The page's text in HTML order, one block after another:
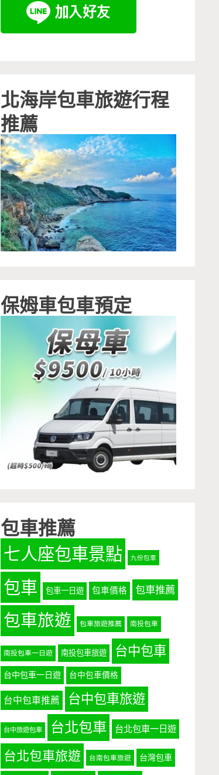
北海岸包車旅遊行程
推薦
保姆車包車預定
包車推薦
七人座包車景點 九份包車
包車 包車一日遊 包車價格 包車推薦
包車旅遊 包車旅遊推薦 南投包車
南投包車一日遊 南投包車旅遊 台中包車
台中包車一日遊 台中包車價格
台中包車推薦 台中包車旅遊
台中旅遊包車 台北包車 台北包車一日遊
台北包車旅遊 台南包車旅遊 台灣包車